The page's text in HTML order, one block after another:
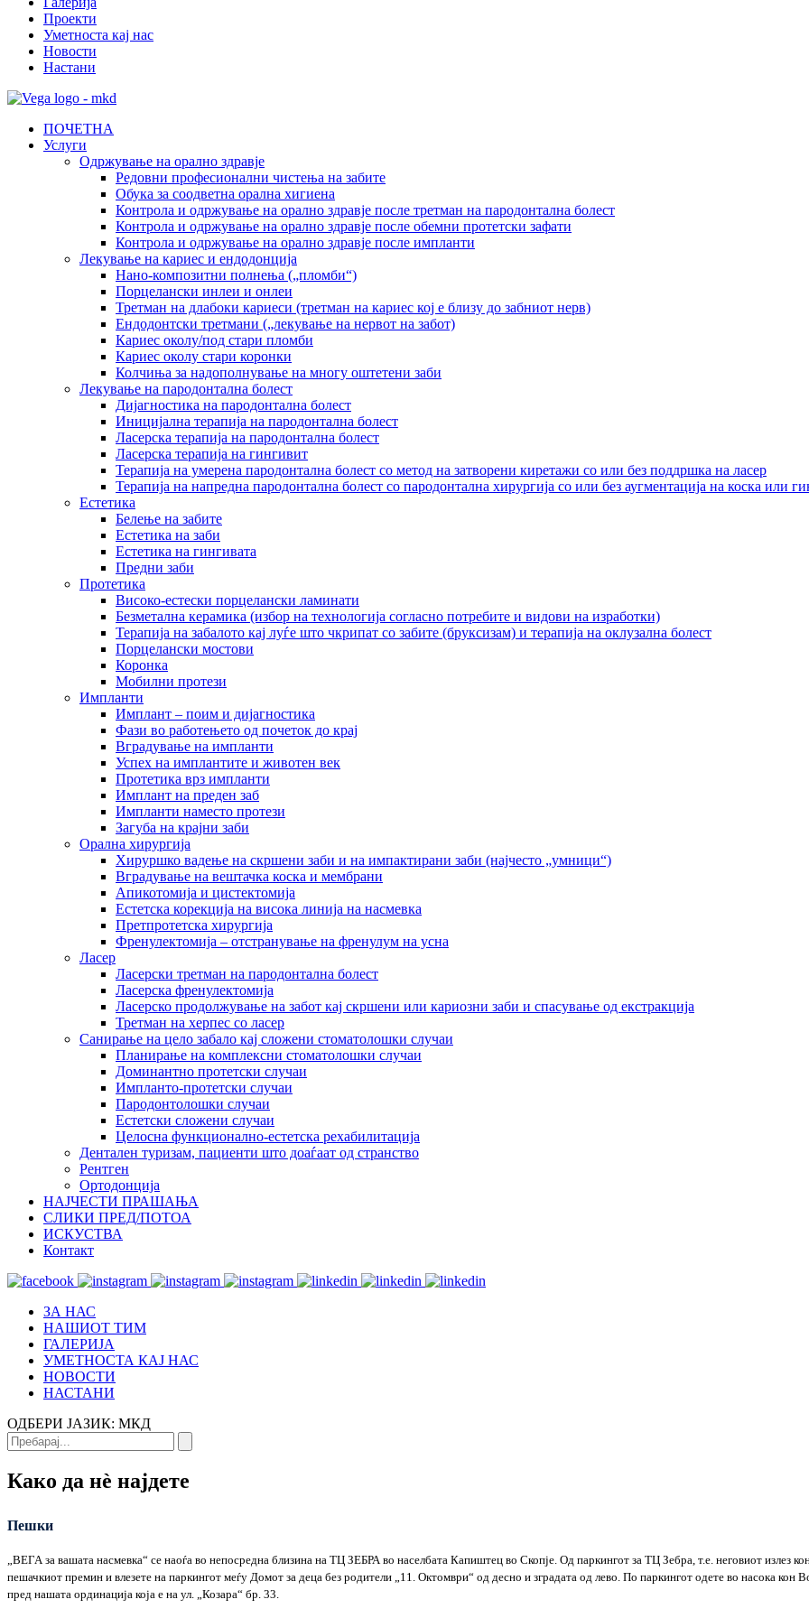
Проекти
Уметноста кај нас
Новости
Настани
ПОЧЕТНА
Услуги
Одржување на орално здравје
Редовни професионални чистења на забите
Обука за соодветна орална хигиена
Контрола и одржување на орално здравје после третман на пародoнтална болест
Контрола и одржување на орално здравје после обемни протетски зафати
Контрола и одржување на орално здравје после импланти
Лекување на кариес и ендодонција
Нано-композитни полнења („пломби“)
Порцелански инлеи и онлеи
Третман на длабоки кариеси (третман на кариес кој е близу до забниот нерв)
Ендодонтски третмани („лекување на нервот на забот)
Кариес околу/под стари пломби
Кариес околу стари коронки
Колчиња за надополнување на многу оштетени заби
Лекување на пародонтална болест
Дијагностика на пародонтална болест
Иницијална терапија на пародонтална болест
Ласерска терапија на пародонтална болест
Ласерска терапија на гингивит
Терапија на умерена пародонтална болест со метод на затворени киретажи со или без поддршка на ласер
Терапија на напредна пародонтална болест со пародонтална хирургија со или без аугментација на коска или
Естетика
Белење на забите
Естетика на заби
Естетика на гингивата
Предни заби
Протетика
Високо-естески порцелански ламинати
Безметална керамика (избор на технологија согласно потребите и видови на изработки)
Терапија на забалото кај луѓе што чкрипат со забите (бруксизам) и терапија на оклузална болест
Порцелански мостови
Коронка
Мобилни протези
Импланти
Имплант – поим и дијагностика
Фази во работењето од почеток до крај
Вградување на импланти
Успех на имплантите и животен век
Протетика врз импланти
Имплант на преден заб
Импланти наместо протези
Загуба на крајни заби
Орална хирургија
Хируршко вадење на скршени заби и на импактирани заби (најчесто „умници“)
Вградување на вештачка коска и мембрани
Апикотомија и цистектомија
Естетска корекција на висока линија на насмевка
Претпротетска хирургија
Френулектомија – отстранување на френулум на усна
Ласер
Ласерски третман на пародонтална болест
Ласерска френулектомија
Ласерско продолжување на забот кај скршени или кариозни заби и спасување од екстракција
Третман на херпес со ласер
Санирање на цело забало кај сложени стоматолошки случаи
Планирање на комплексни стоматолошки случаи
Доминантно протетски случаи
Импланто-протетски случаи
Пародонтолошки случаи
Естетски сложени случаи
Целосна функционално-естетска рехабилитација
Дентален туризам, пациенти што доаѓаат од странство
Рентген
Ортодонција
НАЈЧЕСТИ ПРАШАЊА
СЛИКИ ПРЕД/ПОТОА
ИСКУСТВА
Контакт
ЗА НАС
НАШИОТ ТИМ
ГАЛЕРИЈА
УМЕТНОСТА КАЈ НАС
НОВОСТИ
НАСТАНИ
ОДБЕРИ ЈАЗИК: МКД
Како да нѐ најдете
Пешки
„ВЕГА за вашата насмевка“ се наоѓа во непосредна близина на ТЦ ЗЕБРА во населбата Капиштец во Скопје. Од паркингот за ТЦ Зебра, т.е. неговиот излез
пешачкиот премин и влезете на паркингот меѓу Домот за деца без родители „11. Октомври“ од десно и зградата од лево. По паркингот одете во насока кон
пред нашата ординација која е на ул. „Козара“ бр. 33.